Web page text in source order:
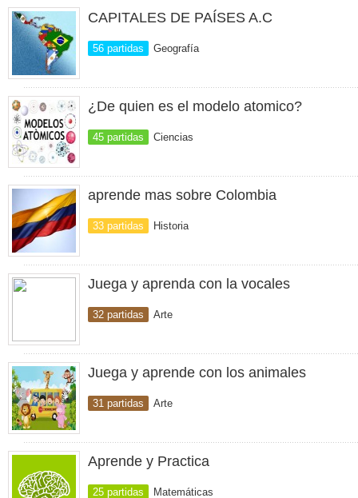
CAPITALES DE PAÍSES A.C
56 partidas Geografía
¿De quien es el modelo atomico?
45 partidas Ciencias
aprende mas sobre Colombia
33 partidas Historia
Juega y aprenda con la vocales
32 partidas Arte
Juega y aprende con los animales
31 partidas Arte
Aprende y Practica
25 partidas Matemáticas